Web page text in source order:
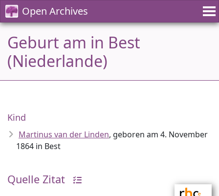
Open Archives
Geburt am in Best
(Niederlande)
Kind
Martinus van der Linden, geboren am 4. November
1864 in Best
Quelle Zitat